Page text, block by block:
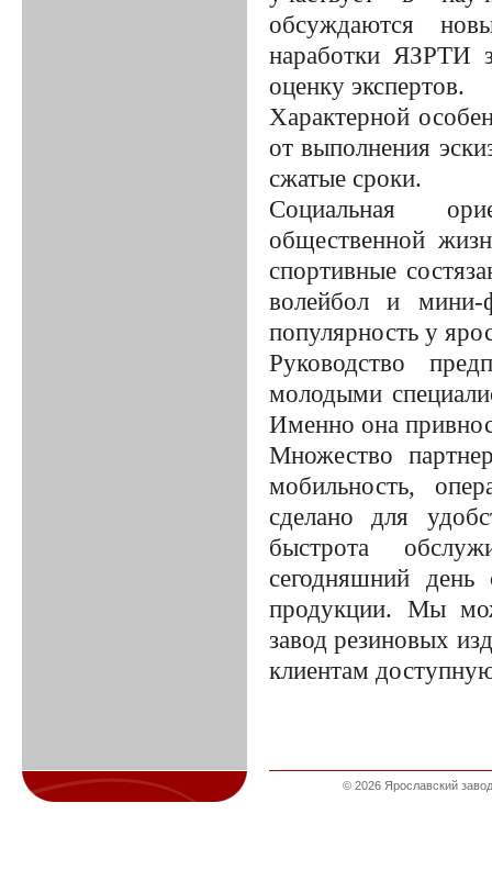
обсуждаются
наработки ЯЗРТИ
оценку экспертов.
Характерной
от выполнения
сжатые сроки.
Социальная
общественной
спортивные
волейбол и мини-
популярность у
Руководство
молодыми
Именно она
Множество
мобильность,
сделано для
быстрота
сегодняшний день
продукции. Мы
завод резиновых
клиентам
© 2026 Ярославский